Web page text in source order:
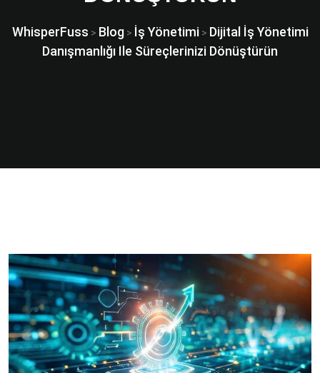
WhisperFuss > Blog> İş Yönetimi> Dijital İş Yönetimi
Danışmanlığı Ile Süreçlerinizi Dönüştürün